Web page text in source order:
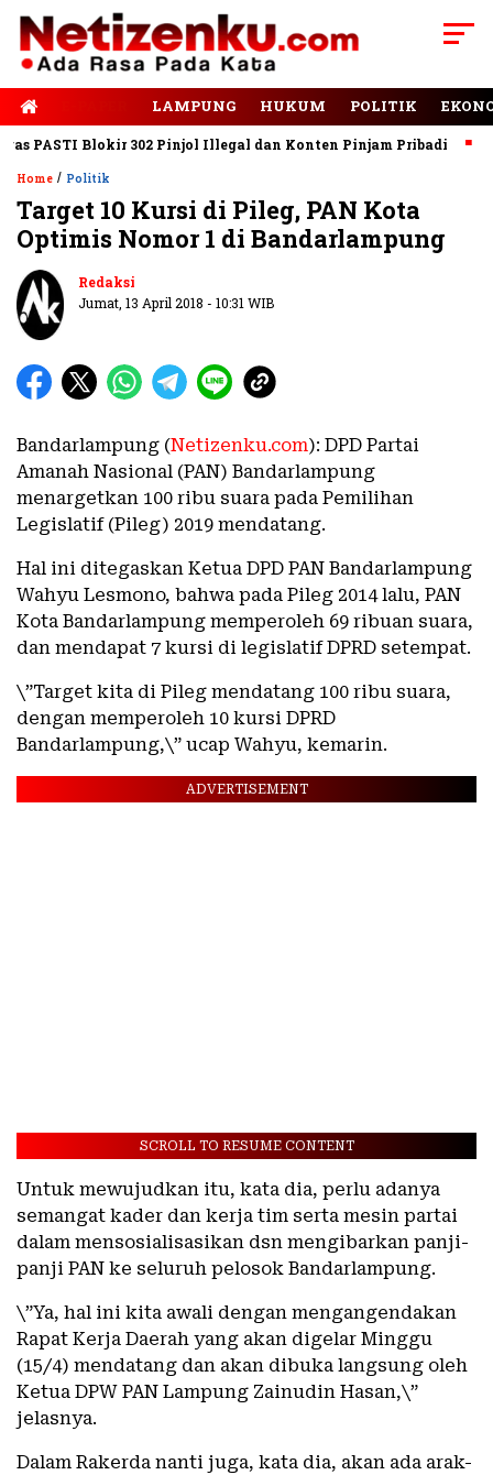
LAMPUNG HUKUM POLITIK
PASTI Blokir 302 Pinjol Illegal dan Konten Pinjam Pribadi
Home / Politik
Target 10 Kursi di Pileg, PAN Kota
Optimis Nomor 1 di Bandarlampung
Redaksi
Jumat, 13 April 2018 - 10:31 WIB
Bandarlampung (Netizenku.com): DPD Partai
Amanah Nasional (PAN) Bandarlampung
menargetkan 100 ribu suara pada Pemilihan
Legislatif (Pileg) 2019 mendatang.
Hal ini ditegaskan Ketua DPD PAN Bandarlampung
Wahyu Lesmono, bahwa pada Pileg 2014 lalu, PAN
Kota Bandarlampung memperoleh 69 ribuan suara,
dan mendapat 7 kursi di legislatif DPRD setempat.
\”Target kita di Pileg mendatang 100 ribu suara,
dengan memperoleh 10 kursi DPRD
Bandarlampung,\” ucap Wahyu, kemarin.
ADVERTISEMENT
SCROLL TO RESUME CONTENT
Untuk mewujudkan itu, kata dia, perlu adanya
semangat kader dan kerja tim serta mesin partai
dalam mensosialisasikan dsn mengibarkan panji-
panji PAN ke seluruh pelosok Bandarlampung.
\”Ya, hal ini kita awali dengan mengangendakan
Rapat Kerja Daerah yang akan digelar Minggu
(15/4) mendatang dan akan dibuka langsung oleh
Ketua DPW PAN Lampung Zainudin Hasan,\”
jelasnya.
Dalam Rakerda nanti juga, kata dia, akan ada arak-